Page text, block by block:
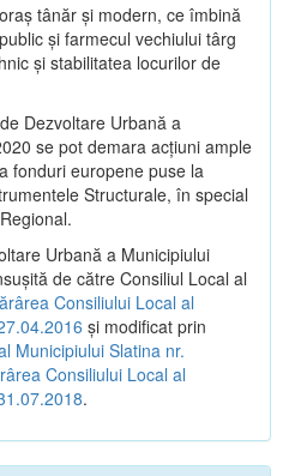
tânăr şi modern, ce îmbină
şi farmecul vechiului târg
şi stabilitatea locurilor de
Dezvoltare Urbană a
se pot demara acţiuni ample
fonduri europene puse la
Structurale, în special
Urbană a Municipiului
de către Consiliul Local al
Consiliului Local al
și modificat prin
Municipiului Slatina nr.
Consiliului Local al
.